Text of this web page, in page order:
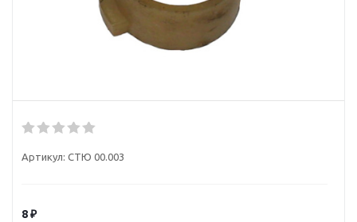
Артикул: СТЮ 00.003
8₽